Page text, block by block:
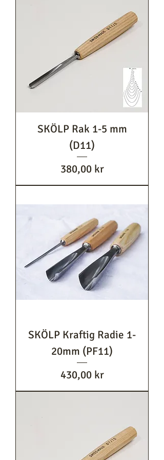
SKÖLP Rak 1-5 mm
(D11)
Pris
380,00 kr
SKÖLP Kraftig Radie 1-
20mm (PF11)
Pris
430,00 kr